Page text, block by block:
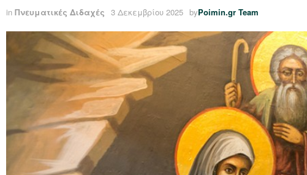
in Πνευματικές Διδαχές 3 Δεκεμβρίου 2025 byPoimin.gr Team